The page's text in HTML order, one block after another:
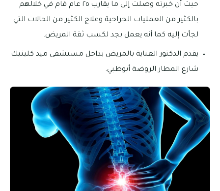
حيث أن خبرته وصلت إلى ما يقارب ٢٥ عام قام في خلالهم
بالكثير من العمليات الجراحية وعلاج الكثير من الحالات التي
لجأت إليه كما أنه يعمل بجد لكسب ثقة المريض.
يقدم الدكتور العناية بالمريض بداخل مستشفى ميد كلينيك
شارع المطار الروضة أبوظبي.